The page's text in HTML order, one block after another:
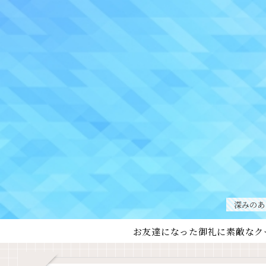
深みの
お友達になった御礼に素敵な